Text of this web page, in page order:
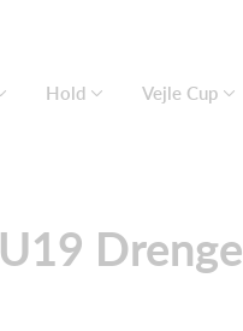
Hold Vejle Cup
U19 Drenge